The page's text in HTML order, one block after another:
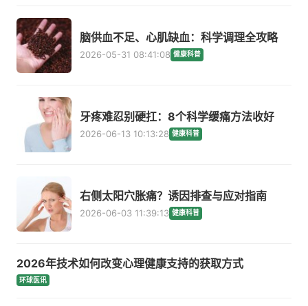
脑供血不足、心肌缺血：科学调理全攻略
2026-05-31 08:41:08 健康科普
牙疼难忍别硬扛：8个科学缓痛方法收好
2026-06-13 10:13:28 健康科普
右侧太阳穴胀痛？诱因排查与应对指南
2026-06-03 11:39:13 健康科普
2026年技术如何改变心理健康支持的获取方式
环球医讯